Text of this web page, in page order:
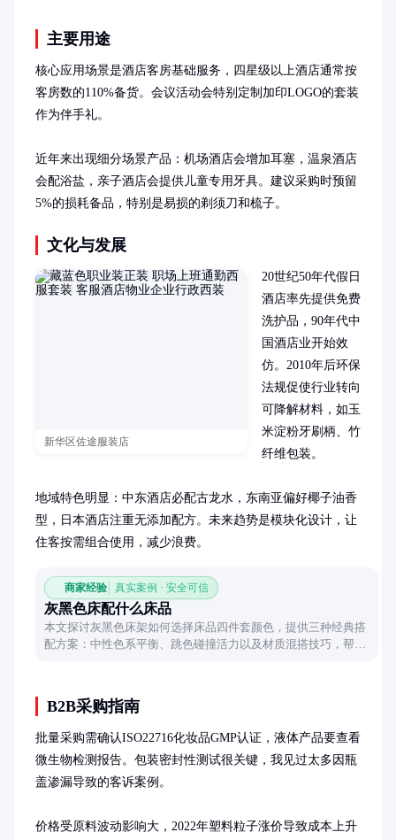
主要用途
核心应用场景是酒店客房基础服务，四星级以上酒店通常按
客房数的110%备货。会议活动会特别定制加印LOGO的套装
作为伴手礼。
近年来出现细分场景产品：机场酒店会增加耳塞，温泉酒店
会配浴盐，亲子酒店会提供儿童专用牙具。建议采购时预留
5%的损耗备品，特别是易损的剃须刀和梳子。
文化与发展
新华区佐途服装店
20世纪50年代假日
酒店率先提供免费
洗护品，90年代中
国酒店业开始效
仿。2010年后环保
法规促使行业转向
可降解材料，如玉
米淀粉牙刷柄、竹
纤维包装。
地域特色明显：中东酒店必配古龙水，东南亚偏好椰子油香
型，日本酒店注重无添加配方。未来趋势是模块化设计，让
住客按需组合使用，减少浪费。
商家经验 真实案例 · 安全可信
灰黑色床配什么床品
本文探讨灰黑色床架如何选择床品四件套颜色，提供三种经典搭
配方案：中性色系平衡、跳色碰撞活力以及材质混搭技巧，帮助
B2B采购指南
批量采购需确认ISO22716化妆品GMP认证，液体产品要查看
微生物检测报告。包装密封性测试很关键，我见过太多因瓶
盖渗漏导致的客诉案例。
价格受原料波动影响大，2022年塑料粒子涨价导致成本上升